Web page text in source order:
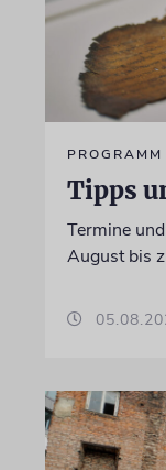
PROGRAMM
Tipps
Termine
August bis